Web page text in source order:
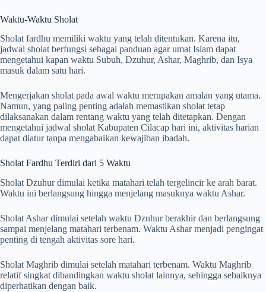
Waktu-Waktu Sholat
Sholat fardhu memiliki waktu yang telah ditentukan. Karena itu,
jadwal sholat berfungsi sebagai panduan agar umat Islam dapat
mengetahui kapan waktu Subuh, Dzuhur, Ashar, Maghrib, dan Isya
masuk dalam satu hari.
Mengerjakan sholat pada awal waktu merupakan amalan yang utama.
Namun, yang paling penting adalah memastikan sholat tetap
dilaksanakan dalam rentang waktu yang telah ditetapkan. Dengan
mengetahui jadwal sholat Kabupaten Cilacap hari ini, aktivitas harian
dapat diatur tanpa mengabaikan kewajiban ibadah.
Sholat Fardhu Terdiri dari 5 Waktu
Sholat Dzuhur dimulai ketika matahari telah tergelincir ke arah barat.
Waktu ini berlangsung hingga menjelang masuknya waktu Ashar.
Sholat Ashar dimulai setelah waktu Dzuhur berakhir dan berlangsung
sampai menjelang matahari terbenam. Waktu Ashar menjadi pengingat
penting di tengah aktivitas sore hari.
Sholat Maghrib dimulai setelah matahari terbenam. Waktu Maghrib
relatif singkat dibandingkan waktu sholat lainnya, sehingga sebaiknya
diperhatikan dengan baik.